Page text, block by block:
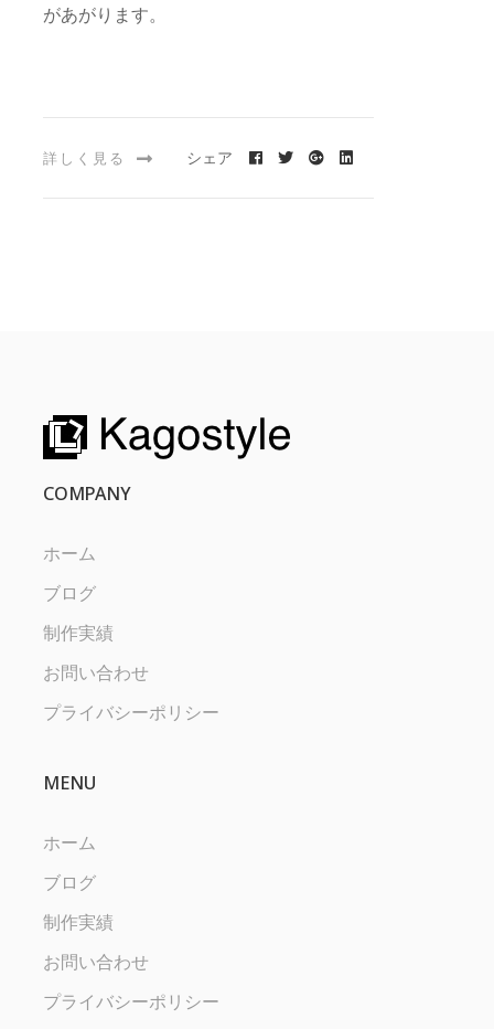
があがります。
詳しく見る シェア
COMPANY
ホーム
ブログ
制作実績
お問い合わせ
プライバシーポリシー
MENU
ホーム
ブログ
制作実績
お問い合わせ
プライバシーポリシー